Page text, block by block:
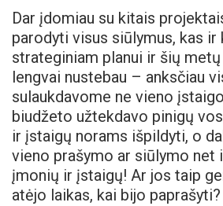
Dar įdomiau su kitais
parodyti visus siūlymus, kas ir
strateginiam planui ir šių
lengvai nustebau – anksčiau
sulaukdavome ne vieno
biudžeto užtekdavo pinigų
ir įstaigų norams išpildyti, o
vieno prašymo ar siūlymo net
įmonių ir įstaigų! Ar jos taip
atėjo laikas, kai bijo paprašyti?